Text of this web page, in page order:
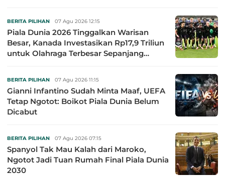
BERITA PILIHAN 07 Agu 2026 12:15
Piala Dunia 2026 Tinggalkan Warisan
Besar, Kanada Investasikan Rp17,9 Triliun
untuk Olahraga Terbesar Sepanjang
BERITA PILIHAN 07 Agu 2026 11:15
Gianni Infantino Sudah Minta Maaf, UEFA
Tetap Ngotot: Boikot Piala Dunia Belum
Dicabut
BERITA PILIHAN 07 Agu 2026 07:15
Spanyol Tak Mau Kalah dari Maroko,
Ngotot Jadi Tuan Rumah Final Piala Dunia
2030